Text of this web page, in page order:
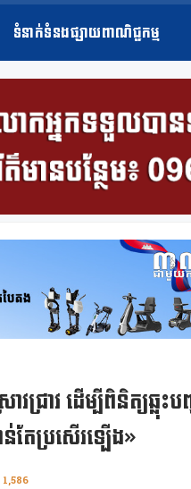
ទំនាក់ទំនងផ្សាយពាណិជ្ជកម្ម
រាវ ដើម្បីពិនិត្យឆ្លុះប
តែប្រសើរឡើង»
1,586